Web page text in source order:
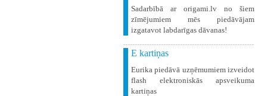
Sadarbībā ar origami.lv no šiem
zīmējumiem mēs piedāvājam
izgatavot labdarīgas dāvanas!
E kartiņas
Eurika piedāvā uzņēmumiem izveidot
flash elektroniskās apsveikuma
kartiņas